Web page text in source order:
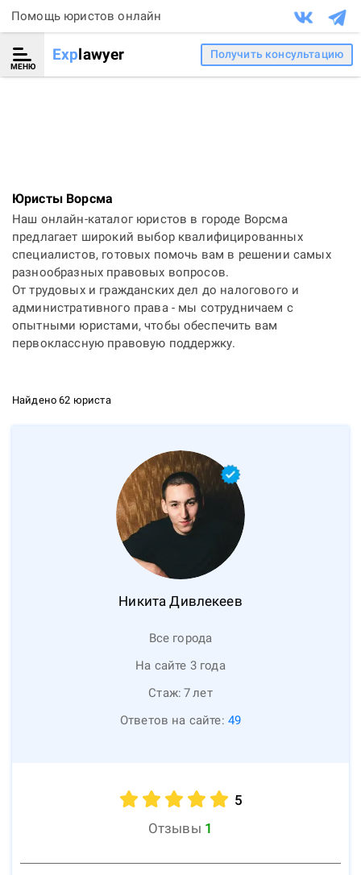
Помощь юристов онлайн
МЕНЮ
Explawyer Получить консультацию
Юристы Ворсма
Наш онлайн-каталог юристов в городе Ворсма
предлагает широкий выбор квалифицированных
специалистов, готовых помочь вам в решении самых
разнообразных правовых вопросов.
От трудовых и гражданских дел до налогового и
административного права - мы сотрудничаем с
опытными юристами, чтобы обеспечить вам
первоклассную правовую поддержку.
Найдено 62 юриста
Никита Дивлекеев
Все города
На сайте 3 года
Стаж: 7лет
Ответов на сайте: 49
5
Отзывы 1